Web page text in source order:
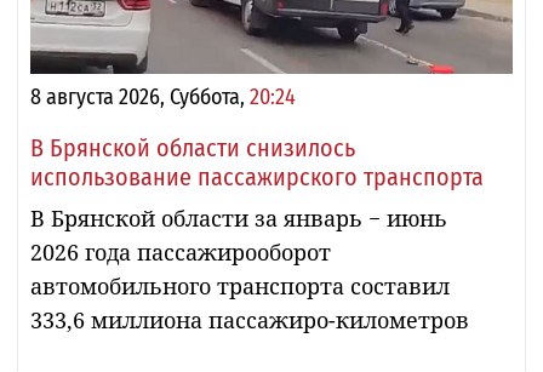
8 августа 2026, Суббота, 20:24
В Брянской области снизилось
использование пассажирского транспорта
В Брянской области за январь − июнь
2026 года пассажирооборот
автомобильного транспорта составил
333,6 миллиона пассажиро-километров